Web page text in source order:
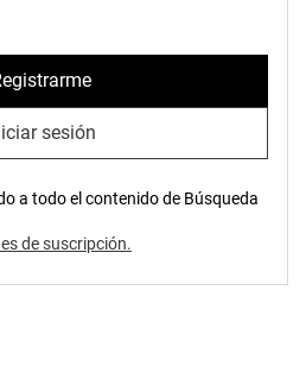
sesión
a todo el contenido de Búsqueda
de suscripción.